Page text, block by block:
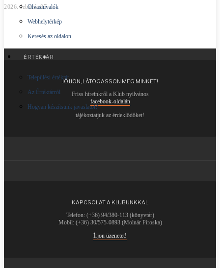
Olvasnivalók
Webhelytérkép
Keresés az oldalon
ÉRTÉKTÁR
Települési értéktár
Az Értéktárról
Hogyan készítsünk javaslatot?
2026. február 07
JÖJJÖN, LÁTOGASSON MEG MINKET!
Friss híreinkről a Klub nyilvános
facebook-oldalán
tájékoztatjuk az érdeklődőket!
KAPCSOLAT A KLUBUNKKAL
Telefon: (+36) 94/380-113 (könyvtár)
Mobil: (+36) 30/575-0893 (Molnár Piroska)
Írjon üzenetet!